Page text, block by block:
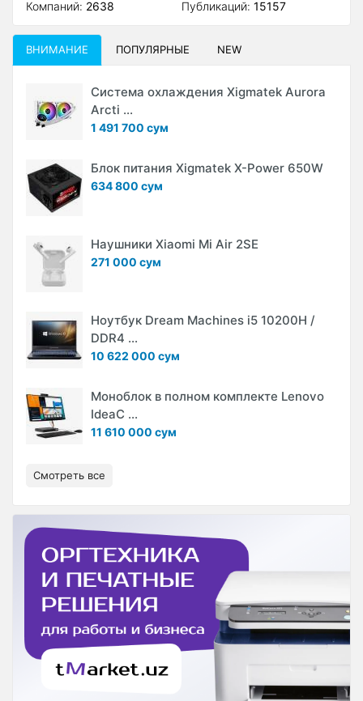
Компаний: 2638 Публикаций: 15157
ВНИМАНИЕ ПОПУЛЯРНЫЕ NEW
Система охлаждения Xigmatek Aurora
Arcti ...
1 491 700 сум
Блок питания Xigmatek X-Power 650W
634 800 сум
Наушники Xiaomi Mi Air 2SE
271 000 сум
Ноутбук Dream Machines i5 10200H /
DDR4 ...
10 622 000 сум
Моноблок в полном комплекте Lenovo
IdeaC ...
11 610 000 сум
Смотреть все